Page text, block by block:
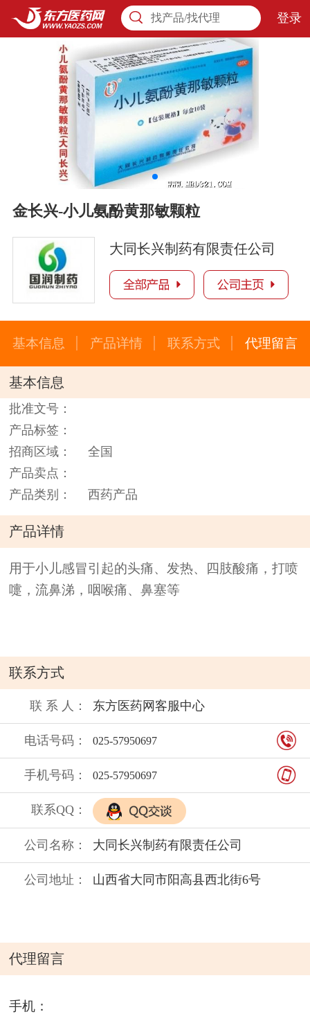
找产品/找代理 登录
金长兴-小儿氨酚黄那敏颗粒
大同长兴制药有限责任公司
基本信息 产品详情 联系方式 代理留言
基本信息
批准文号：
产品标签：
招商区域：
全国
产品卖点：
产品类别：
西药产品
产品详情
用于小儿感冒引起的头痛、发热、四肢酸痛，打喷
嚏，流鼻涕，咽喉痛、鼻塞等
联系方式
联 系 人： 东方医药网客服中心
电话号码： 025-57950697
手机号码： 025-57950697
联系QQ：
公司名称： 大同长兴制药有限责任公司
公司地址： 山西省大同市阳高县西北街6号
代理留言
手机：